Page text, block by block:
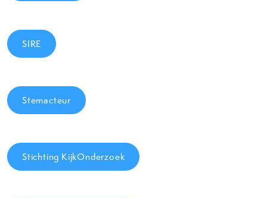
SIRE
Stemacteur
Stichting KijkOnderzoek